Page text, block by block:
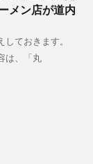
メン店が道内
しておきます。
は、「丸